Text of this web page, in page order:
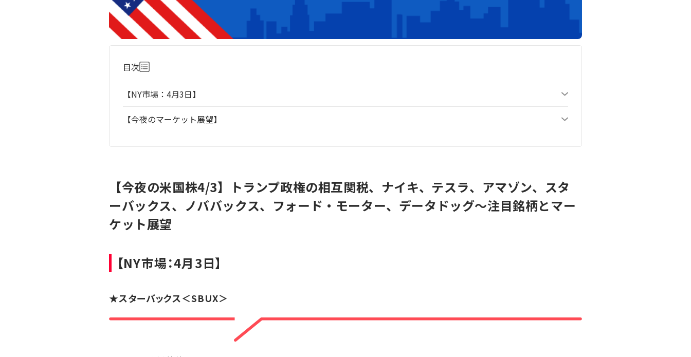
目次
【NY市場：4月3日】
【今夜のマーケット展望】
【今夜の米国株4/3】トランプ政権の相互関税、ナイキ、テスラ、アマゾン、スタ
ーバックス、ノババックス、フォード・モーター、データドッグ～注目銘柄とマー
ケット展望
【NY市場：4月3日】
★スターバックス＜SBUX＞